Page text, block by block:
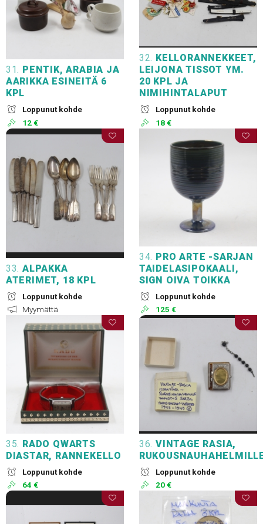
31. PENTIK, ARABIA JA
AARIKKA ESINEITÄ 6
KPL
Loppunut kohde
12 €
32. KELLORANNEKKEET,
LEIJONA TISSOT YM.
20 KPL JA
NIMIHINTALAPUT
Loppunut kohde
18 €
33. ALPAKKA
ATERIMET, 18 KPL
Loppunut kohde
Myymättä
34. PRO ARTE -SARJAN
TAIDELASIPOKAALI,
SIGN OIVA TOIKKA
Loppunut kohde
125 €
35. RADO QWARTS
DIASTAR, RANNEKELLO
Loppunut kohde
64 €
36. VINTAGE RASIA,
Loppunut kohde
20 €